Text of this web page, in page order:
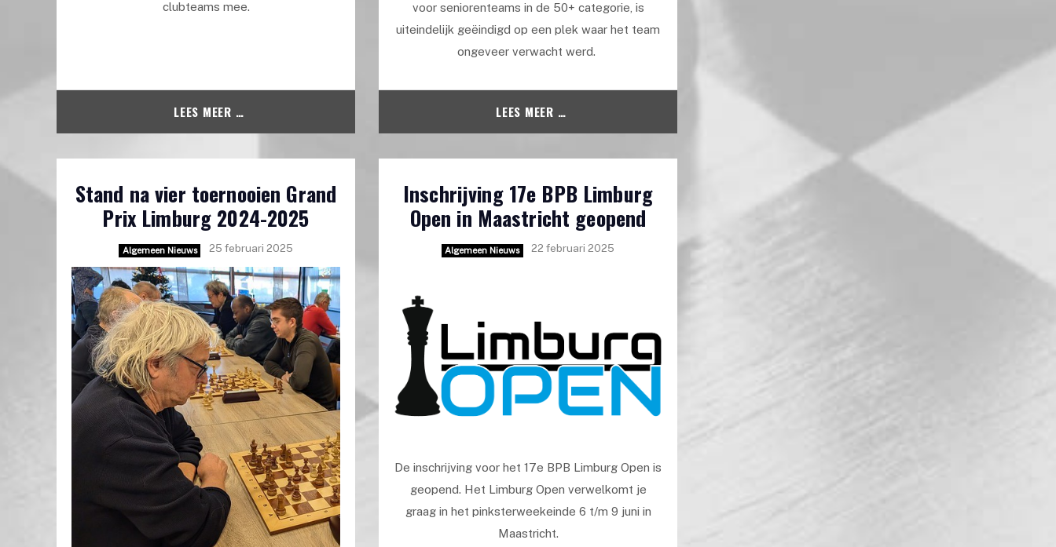
clubteams mee.
LEES MEER …
voor seniorenteams in de 50+ categorie, is
uiteindelijk geëindigd op een plek waar het team
ongeveer verwacht werd.
LEES MEER …
Stand na vier toernooien Grand
Prix Limburg 2024-2025
Algemeen Nieuws 25 februari 2025
Inschrijving 17e BPB Limburg
Open in Maastricht geopend
Algemeen Nieuws 22 februari 2025
De inschrijving voor het 17e BPB Limburg Open is
geopend. Het Limburg Open verwelkomt je
graag in het pinksterweekeinde 6 t/m 9 juni in
Maastricht.